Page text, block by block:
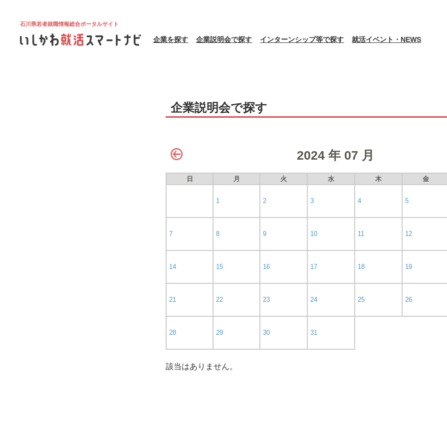
石川県若者就職情報総合ポータルサイト
企業を探す 企業説明会で探す インターンシップ等で探す 就活イベント・NEWS
企業説明会で探す
2024 年 07 月
日 月 火 水 木 金
1 2 3 4 5
7 8 9 10 11 12
14 15 16 17 18 19
21 22 23 24 25 26
28 29 30 31
該当はありません。